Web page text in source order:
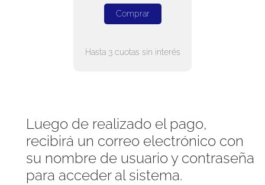
Comprar
Hasta 3 cuotas sin interés
Luego de realizado el pago,
recibirá un correo electrónico con
su nombre de usuario y contraseña
para acceder al sistema.